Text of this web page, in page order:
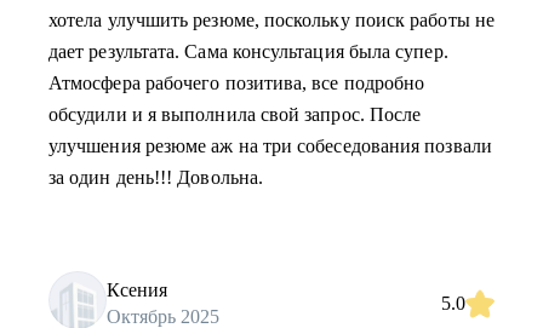
хотела улучшить резюме, поскольку поиск работы не
дает результата. Сама консультация была супер.
Атмосфера рабочего позитива, все подробно
обсудили и я выполнила свой запрос. После
улучшения резюме аж на три собеседования позвали
за один день!!! Довольна.
Ксения
Октябрь 2025
5.0